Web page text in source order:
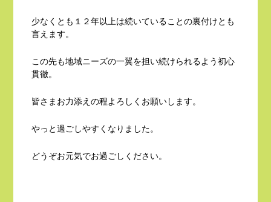
少なくとも１２年以上は続いていることの裏付けとも
言えます。
この先も地域ニーズの一翼を担い続けられるよう初心
貫徹。
皆さまお力添えの程よろしくお願いします。
やっと過ごしやすくなりました。
どうぞお元気でお過ごしください。